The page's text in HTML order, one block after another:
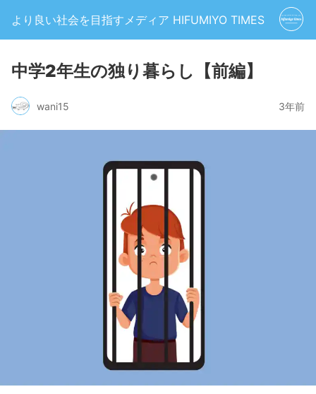
より良い社会を目指すメディア HIFUMIYO TIMES
中学2年生の独り暮らし【前編】
wani15 3年前